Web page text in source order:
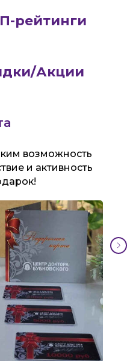
рейтинги
Акции
возможность
и активность